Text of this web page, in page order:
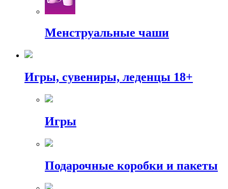
Менструальные чаши
Игры, сувениры, леденцы 18+
Игры
Подарочные коробки и пакеты